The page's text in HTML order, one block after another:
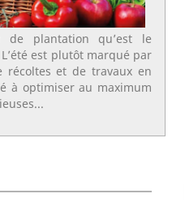
de plantation qu’est le
est plutôt marqué par
récoltes et de travaux en
à optimiser au maximum